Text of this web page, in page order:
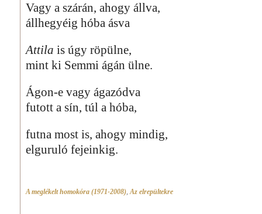
Vagy a szárán, ahogy állva,
állhegyéig hóba ásva
Attila is úgy röpülne,
mint ki Semmi ágán ülne.
Ágon-e vagy ágazódva
futott a sín, túl a hóba,
futna most is, ahogy mindig,
elguruló fejeinkig.
A meglékelt homokóra (1971-2008),Az elrepültekre